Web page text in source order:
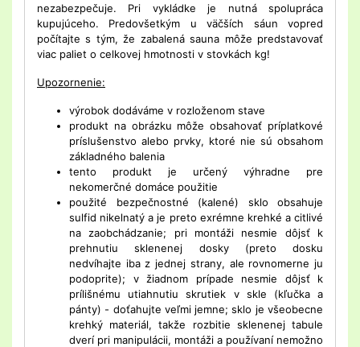
nezabezpečuje. Pri vykládke je nutná spolupráca
kupujúceho. Predovšetkým u väčších sáun vopred
počítajte s tým, že zabalená sauna môže predstavovať
viac paliet o celkovej hmotnosti v stovkách kg!
Upozornenie:
výrobok dodáváme v rozloženom stave
produkt na obrázku môže obsahovať príplatkové
príslušenstvo alebo prvky, ktoré nie sú obsahom
základného balenia
tento produkt je určený výhradne pre
nekomerčné domáce použitie
použité bezpečnostné (kalené) sklo obsahuje
sulfid nikelnatý a je preto exrémne krehké a citlivé
na zaobchádzanie; pri montáži nesmie dôjsť k
prehnutiu sklenenej dosky (preto dosku
nedvíhajte iba z jednej strany, ale rovnomerne ju
podoprite); v žiadnom prípade nesmie dôjsť k
prílišnému utiahnutiu skrutiek v skle (kľučka a
pánty) - doťahujte veľmi jemne; sklo je všeobecne
krehký materiál, takže rozbitie sklenenej tabule
dverí pri manipulácii, montáži a používaní nemožno